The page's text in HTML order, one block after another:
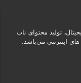
تولید محتوای ناب
اینترنتی می‌باشد.